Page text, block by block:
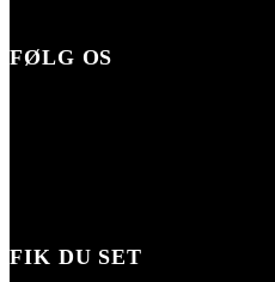
FØLG OS
FIK DU SET